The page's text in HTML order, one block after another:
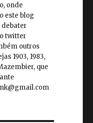
onde
este blog
twitter
outros
1903, 1983,
que